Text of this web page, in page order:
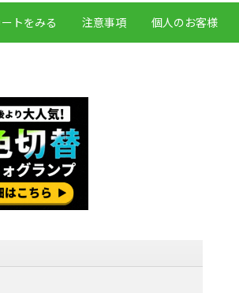
トをみる 注意事項 個人のお客様